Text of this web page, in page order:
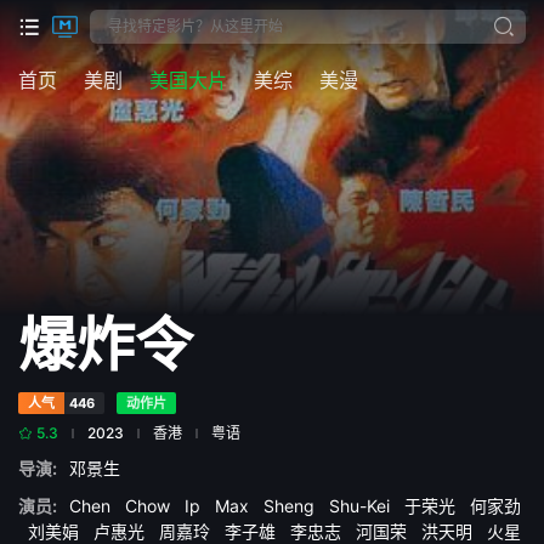
首页 美剧 美国大片 美综 美漫
爆炸令
人气 446 动作片
5.3 2023 香港 粤语
导演:
邓景生
演员:
Chen Chow Ip Max Sheng Shu-Kei 于荣光
何家劲
刘美娟
卢惠光 周嘉玲 李子雄 李忠志 河国荣 洪天明
火星